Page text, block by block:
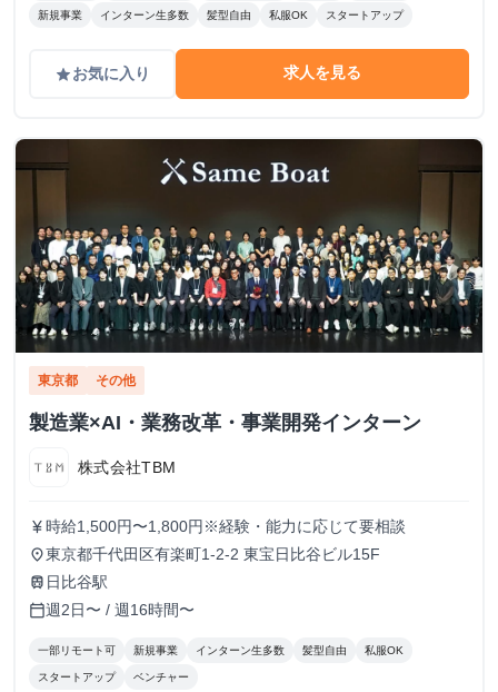
新規事業 インターン生多数 髪型自由 私服OK スタートアップ
gradeお気に入り 求人を見る
東京都 その他
製造業×AI・業務改革・事業開発インターン
株式会社TBM
currency_yen 時給1,500円〜1,800円※経験・能力に応じて要相談
place東京都千代田区有楽町1-2-2 東宝日比谷ビル15F
train 日比谷駅
calendar_today週2日〜 / 週16時間〜
一部リモート可 新規事業 インターン生多数 髪型自由 私服OK
スタートアップ ベンチャー